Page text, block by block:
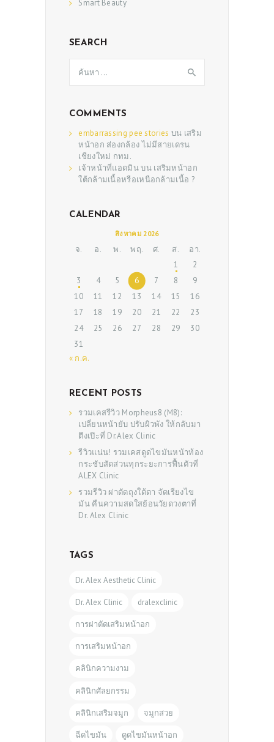
CONSULT & RESERVATION
Smart Beauty
SEARCH
สำหรับ:
COMMENTS
embarrassing pee stories บน เสริม
หน้าอก ส่องกล้อง ไม่มีสายเดรน
เชียงใหม่ กทม.
เจ้าหน้าที่แอดมินบน เสริมหน้าอก
ใต้กล้ามเนื้อหรือเหนือกล้ามเนื้อ ?
CALENDAR
สิงหาคม 2026
จ. อ. พ. พฤ. ศ. ส. อา.
1
2
3
4 5 6 7 8
9
10
11 12 13 14 15
16
17
18 19 20 21 22
23
24
25 26 27 28 29
30
31
« ก.ค.
RECENT POSTS
รวมเคสรีวิว Morpheus8 (M8):
เปลี่ยนหน้ายับ ปรับผิวพัง ให้กลับมา
ตึงเป๊ะที่ Dr.Alex Clinic
รีวิวแน่น! รวมเคสดูดไขมันหน้าท้อง
กระชับสัดส่วนทุกระยะการฟื้นตัวที่
ALEX Clinic
รวมรีวิว ผ่าตัดถุงใต้ตา จัดเรียงไข
มัน คืนความสดใสย้อนวัยดวงตาที่
Dr. Alex Clinic
TAGS
Dr. Alex Aesthetic Clinic
Dr. Alex Clinic dralexclinic
การผ่าตัดเสริมหน้าอก
การเสริมหน้าอก
คลินิกความงาม
คลินิกศัลยกรรม
คลินิกเสริมจมูก จมูกสวย
ฉีดไขมัน ดูดไขมันหน้าอก